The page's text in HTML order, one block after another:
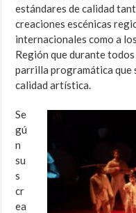
estándares de calidad
creaciones escénicas
internacionales como a
Región que durante
parrilla programática que
calidad artística.
Se
gú
n
su
s
cr
ea